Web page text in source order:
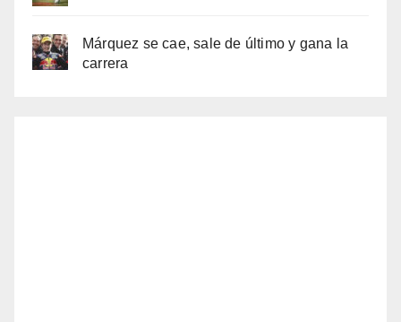
Márquez se cae, sale de último y gana la
carrera